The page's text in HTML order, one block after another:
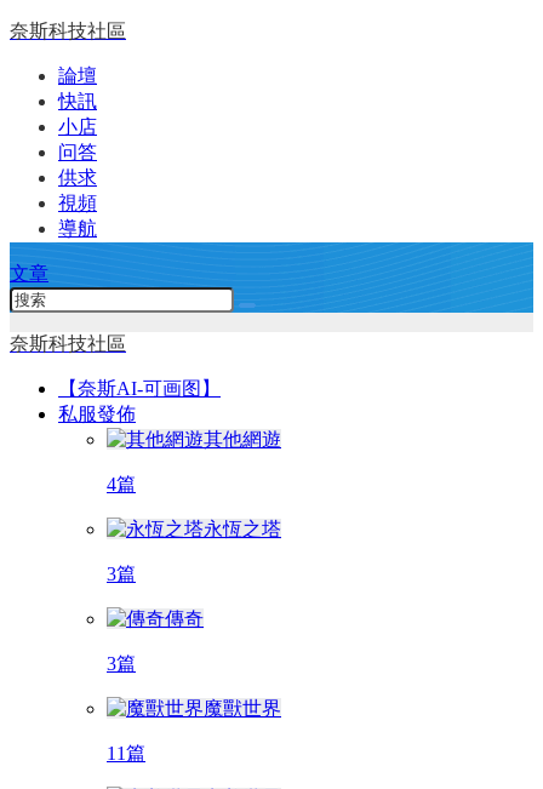
奈斯科技社區
論壇
快訊
小店
问答
供求
視頻
導航
文章
奈斯科技社區
【奈斯AI-可画图】
私服發佈
其他網遊
4篇
永恆之塔
3篇
傳奇
3篇
魔獸世界
11篇